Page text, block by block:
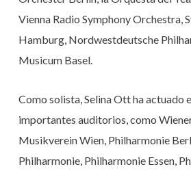
Vienna Radio Symphony Orchestra,
Hamburg, Nordwestdeutsche
Musicum Basel.
Como solista, Selina Ott ha actuado
importantes auditorios, como
Musikverein Wien, Philharmonie
Philharmonie, Philharmonie Essen,